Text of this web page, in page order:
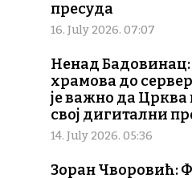
пресуда
16. July 2026. 07:07
Ненад
храмова до
је важно да
свој дигитални
14. July 2026. 05:36
Зоран Чворовић: